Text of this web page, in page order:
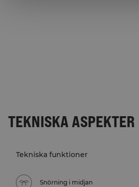
TEKNISKA ASPEKTER
Tekniska funktioner
Snörning i midjan